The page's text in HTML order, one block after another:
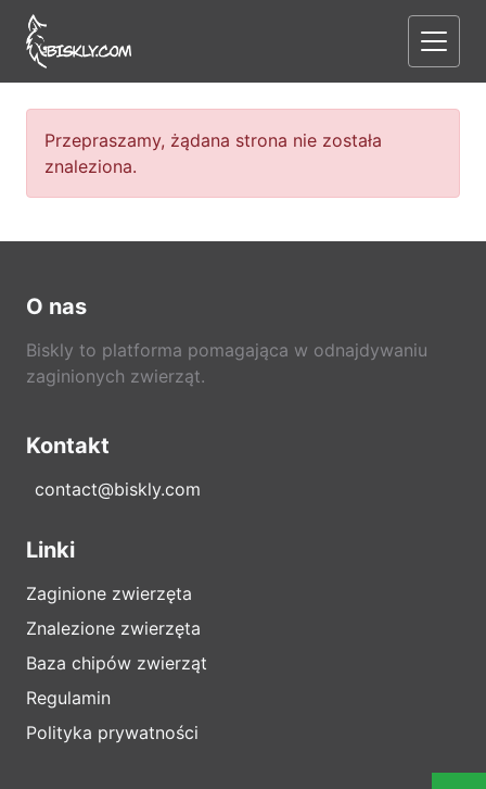
Przepraszamy, żądana strona nie została
znaleziona.
O nas
Biskly to platforma pomagająca w odnajdywaniu
zaginionych zwierząt.
Kontakt
contact@biskly.com
Linki
Zaginione zwierzęta
Znalezione zwierzęta
Baza chipów zwierząt
Regulamin
Polityka prywatności